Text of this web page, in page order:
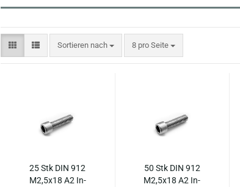
Sortieren nach
Sortieren nach 8 pro Seite
pro Seite
25 Stk DIN 912
M2,5x18 A2 In­
50 Stk DIN 912
M2,5x18 A2 In­